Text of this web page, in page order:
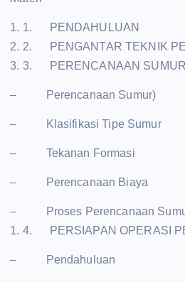
1. 1. PENDAHULUAN
2. 2. PENGANTAR TEKNIK
3. 3. PERENCANAAN SUMUR
– Perencanaan Sumur)
– Klasifikasi Tipe Sumur
– Tekanan Formasi
– Perencanaan Biaya
– Proses Perencanaan
1. 4. PERSIAPAN OPERASI
– Pendahuluan